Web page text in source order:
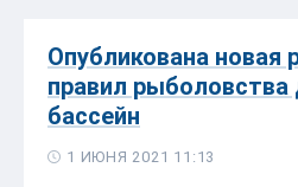
Опубликована новая
правил рыболовства
бассейн
1 ИЮНЯ 2021 11:13